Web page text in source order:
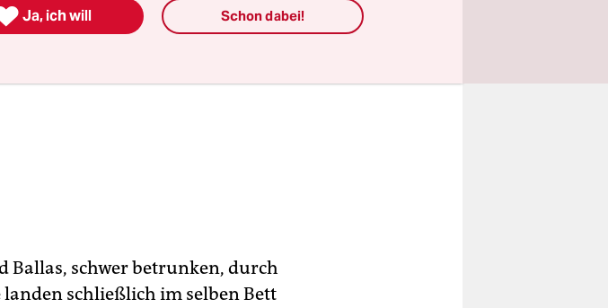
Ballas, schwer betrunken, durch
schließlich im selben Bett
Ja, ich will Schon dabei!